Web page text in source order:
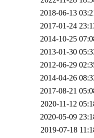
2018-06-13
2017-01-24
2014-10-25
2013-01-30
2012-06-29
2014-04-26
2017-08-21
2020-11-12
2020-05-09
2019-07-18